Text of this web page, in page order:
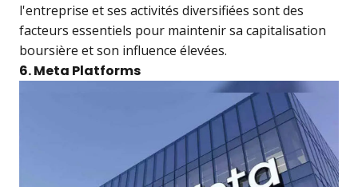
l'entreprise et ses activités diversifiées sont des
facteurs essentiels pour maintenir sa capitalisation
boursière et son influence élevées.
6. Meta Platforms